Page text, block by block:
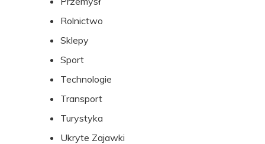
Rolnictwo
Sklepy
Sport
Technologie
Transport
Turystyka
Ukryte Zajawki